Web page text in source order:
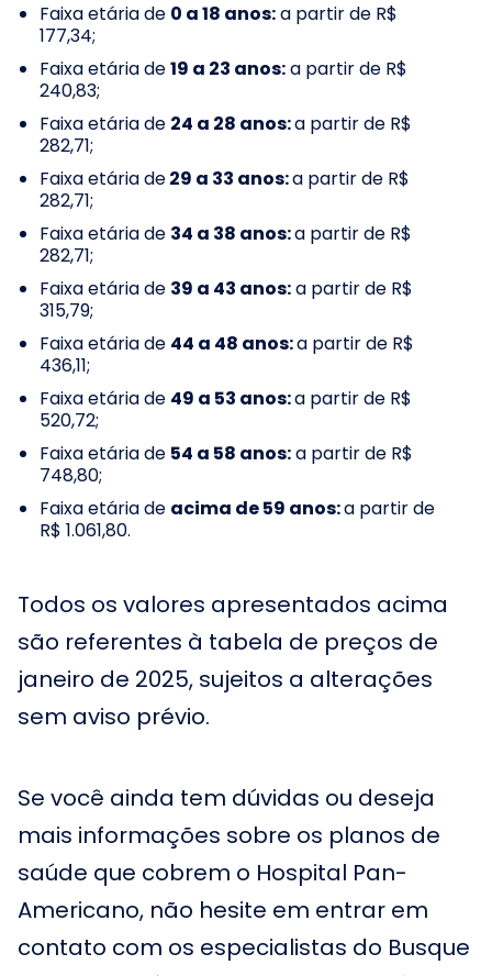
Faixa etária de 0 a 18 anos:a partir de R$
177,34;
Faixa etária de19 a 23 anos:a partir de R$
240,83;
Faixa etária de 24 a 28 anos:a partir de R$
282,71;
Faixa etária de29 a 33 anos:a partir de R$
282,71;
Faixa etária de 34 a 38 anos:a partir de R$
282,71;
Faixa etária de 39 a 43 anos:a partir de R$
315,79;
Faixa etária de 44 a 48 anos:a partir de R$
436,11;
Faixa etária de 49 a 53 anos:a partir de R$
520,72;
Faixa etária de 54 a 58 anos:a partir de R$
748,80;
Faixa etária de acima de 59 anos:a partir de
R$ 1.061,80.
Todos os valores apresentados acima
são referentes à tabela de preços de
janeiro de 2025, sujeitos a alterações
sem aviso prévio.
Se você ainda tem dúvidas ou deseja
mais informações sobre os planos de
saúde que cobrem o Hospital Pan-
Americano, não hesite em entrar em
contato com os especialistas do Busque